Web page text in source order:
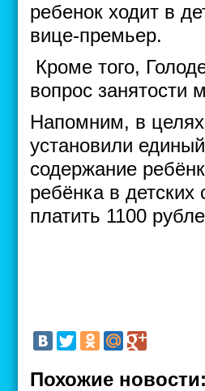
ребенок ходит в
вице-премьер.
Кроме того,
вопрос занятости
Напомним, в целях
установили
содержание
ребёнка в
платить 1100
Похожие новости: